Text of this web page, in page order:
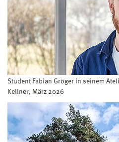
Student Fabian Gröger in seinem
Kellner, März 2026